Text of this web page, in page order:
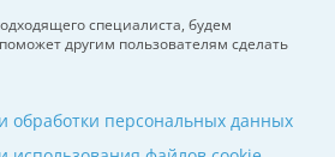
специалиста, будем
другим пользователям сделать
обработки персональных данных